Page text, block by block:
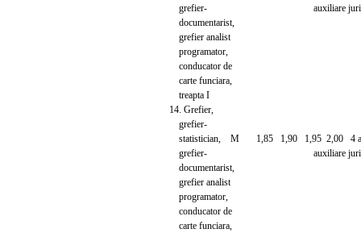
grefier- auxiliare
documentarist,
grefier analist
programator,
conducator de
carte funciara,
treapta I
14. Grefier,
grefier-
statistician, M 1,85 1,90 1,95 2,00 4
grefier- auxiliare
documentarist,
grefier analist
programator,
conducator de
carte funciara,